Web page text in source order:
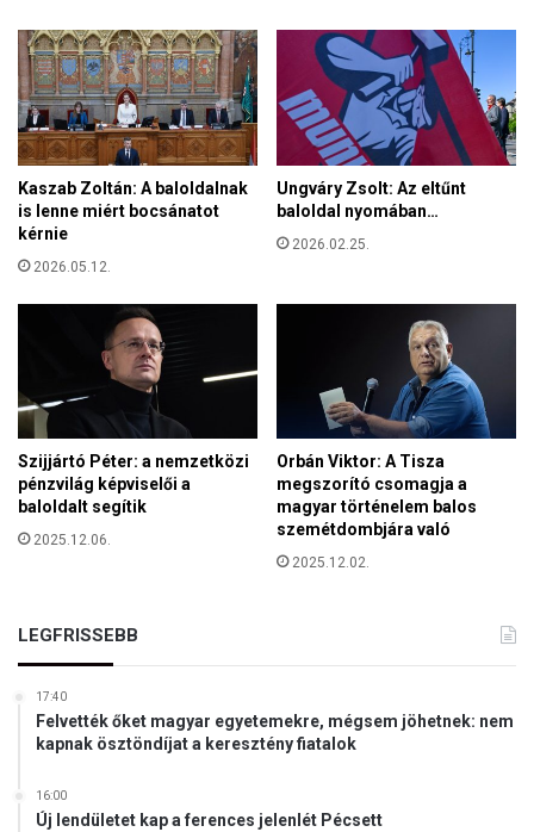
i
á
k
,
H
o
s
s
z
u
r
á
n
s
t
ő
z
Kaszab Zoltán: A baloldalnak
is lenne miért bocsánatot
kérnie
2026.05.12.
Ungváry Zsolt: Az eltűnt
baloldal nyomában…
2026.02.25.
Szijjártó Péter: a nemzetközi
pénzvilág képviselői a
baloldalt segítik
2025.12.06.
Orbán Viktor: A Tisza
megszorító csomagja a
magyar történelem balos
szemétdombjára való
2025.12.02.
LEGFRISSEBB
17:40
Felvették őket magyar egyetemekre, mégsem jöhetnek: nem
kapnak ösztöndíjat a keresztény fiatalok
16:00
Új lendületet kap a ferences jelenlét Pécsett